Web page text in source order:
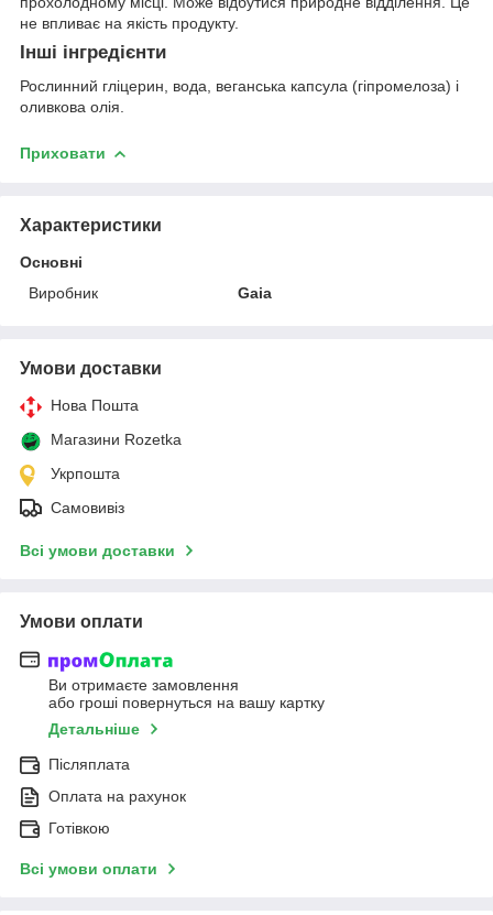
не впливає на якість продукту.
Інші інгредієнти
Рослинний гліцерин, вода, веганська капсула (гіпромелоза) і
оливкова олія.
Приховати
Характеристики
Основні
Виробник
Gaia
Умови доставки
Нова Пошта
Магазини Rozetka
Укрпошта
Самовивіз
Всі умови доставки
Умови оплати
Ви отримаєте замовлення
або гроші повернуться на вашу картку
Детальніше
Післяплата
Оплата на рахунок
Готівкою
Всі умови оплати